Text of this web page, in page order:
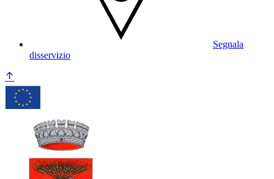
Segnala
disservizio